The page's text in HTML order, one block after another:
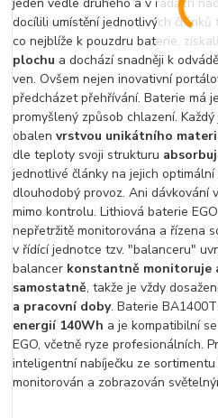
jeden vedle druhého a v řadách
docílili umístění jednotlivých článků
co nejblíže k pouzdru baterie,
plochu a dochází snadněji k
ven. Ovšem nejen inovativní
předcházet přehřívání. Baterie má
promyšlený způsob chlazení.
obalenvrstvou unikátního
dle teploty svoji strukturu
jednotlivé články na jejich
dlouhodobý provoz. Ani dávkování
mimo kontrolu. Lithiová baterie
nepřetržitě monitorována a řízena
v řídící jednotce tzv. "balanceru"
balancer konstantně monitoruje
samostatně, takže je vždy
a pracovní doby. Baterie
energií 140Wh a je kompatibilní
EGO, včetně ryze profesionálních.
inteligentní nabíječku ze
monitorován a zobrazován